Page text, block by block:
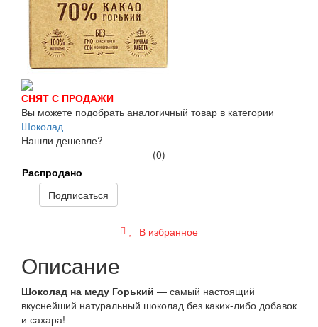
СНЯТ С ПРОДАЖИ
Вы можете подобрать аналогичный товар в категории
Шоколад
Нашли дешевле?
(0)
Распродано
Подписаться
В избранное
Описание
Шоколад на меду Горький — самый настоящий
вкуснейший натуральный шоколад без каких-либо добавок
и сахара!